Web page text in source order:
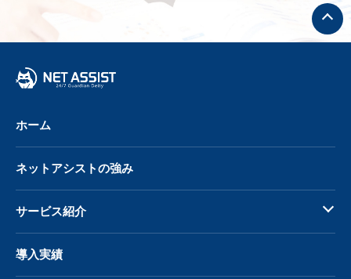
ト
ッ
プ
へ
ホーム
ネットアシストの強み
サービス紹介
導入実績